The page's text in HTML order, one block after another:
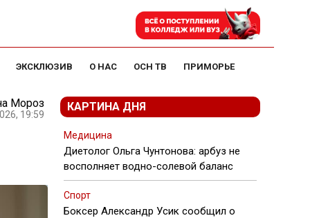
ЭКСКЛЮЗИВ О НАС ОСН ТВ ПРИМОРЬЕ
Мороз
19:59
КАРТИНА ДНЯ
Медицина
Диетолог Ольга Чунтонова: арбуз не
восполняет водно-солевой баланс
Спорт
Боксер Александр Усик сообщил о